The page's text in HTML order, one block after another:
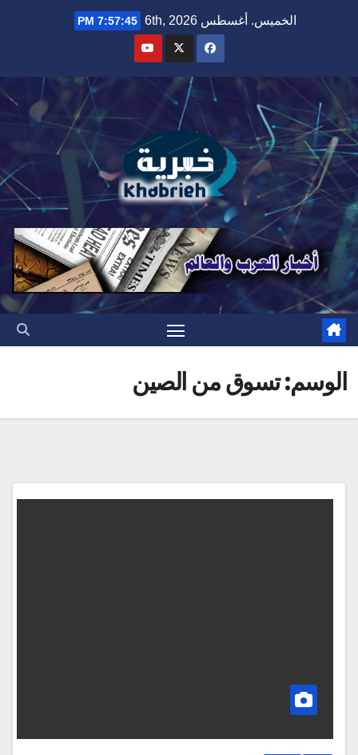
الخميس. أغسطس 6th, 2026 7:57:46 PM
الوسم:تسوق من الصين